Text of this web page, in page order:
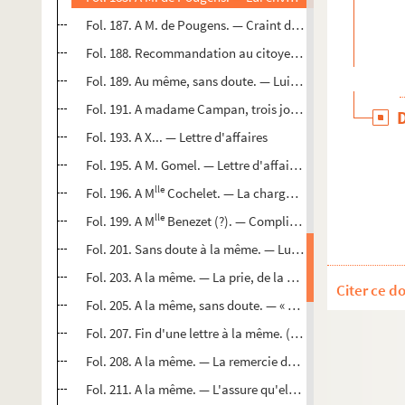
Fol. 187. A M. de Pougens. — Craint de lui avoir fait de
Fol. 188. Recommandation au citoyen préfet, du citoyen
Fol. 189. Au même, sans doute. — Lui envoie copie d'une
Fol. 191. A madame Campan, trois jours avant sa mort
Fol. 193. A X... — Lettre d'affaires
Fol. 195. A M. Gomel. — Lettre d'affaires. Rendez-vous
Fol. 196. A Mlle Cochelet. — La charge de la rappeler au
Fol. 199. A Mlle Benezet (?). — Compliments. (S. d.)
Fol. 201. Sans doute à la même. — Lui envoie une lettre
Fol. 203. A la même. — La prie, de la part de M. de
Fol. 205. A la même, sans doute. — « Je me hâte,
Fol. 207. Fin d'une lettre à la même. (S. d.)
Fol. 208. A la même. — La remercie des services qu'elle
Fol. 211. A la même. — L'assure qu'elle est pleine de
Citer ce